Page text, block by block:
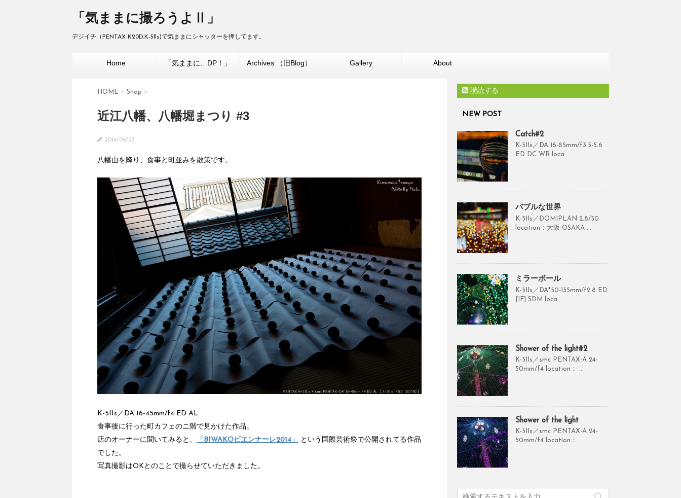
「気ままに撮ろうよⅡ」
デジイチ（PENTAX K20D,K-5lls)で気ままにシャッターを押してます。
Home 「気ままに、DP！」 Archives （旧Blog） Gallery About
HOME > Snap >
近江八幡、八幡堀まつり #3
2014/09/27
八幡山を降り、食事と町並みを散策です。
K-5IIs／DA 16-45mm/f4 ED AL
食事後に行った町カフェのニ階で見かけた作品。
店のオーナーに聞いてみると、
「BIWAKOビエンナーレ2014」
という国際芸術祭で公開されてる作品
でした。
写真撮影はOKとのことで撮らせていただきました。
購読する
NEW POST
Catch#2
K-5IIs／DA 16-85mm/f3.5-5.6
ED DC WR loca ...
バブルな世界
K-5IIs／DOMIPLAN 2.8/50
location：大阪-OSAKA ...
ミラーボール
K-5IIs／DA*50-135mm/f2.8 ED
[IF] SDM loca ...
Shower of the light#2
K-5IIs／smc PENTAX-A 24-
50mm/f4 location： ...
Shower of the light
K-5IIs／smc PENTAX-A 24-
50mm/f4 location： ...